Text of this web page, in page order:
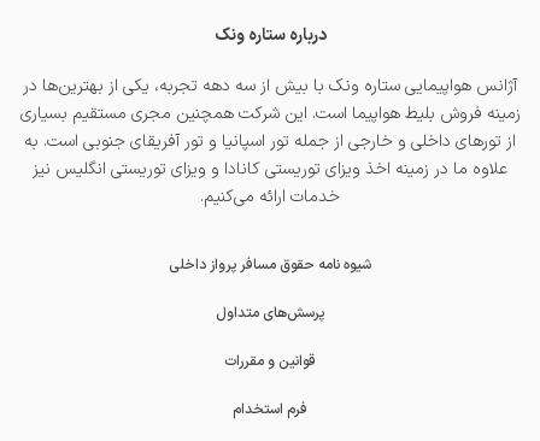
درباره ستاره ونک
آژانس هواپیمایی ستاره ونک با بیش از سه دهه تجربه، یکی از بهترین‌ها در
زمینه فروش بلیط هواپیما است. این شرکت همچنین مجری مستقیم بسیاری
از تورهای داخلی و خارجی از جمله تور اسپانیا و تور آفریقای جنوبی است. به
علاوه ما در زمینه اخذ ویزای توریستی کانادا و ویزای توریستی انگلیس نیز
خدمات ارائه می‌کنیم.
شیوه نامه حقوق مسافر پرواز داخلی
پرسش‌های متداول
قوانین و مقررات
فرم استخدام